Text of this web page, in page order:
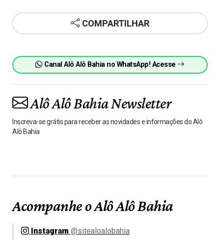
COMPARTILHAR
Canal Alô Alô Bahia no WhatsApp! Acesse
Alô Alô Bahia Newsletter
Inscreva-se grátis para receber as novidades e informações do Alô
Alô Bahia
Acompanhe o Alô Alô Bahia
Instagram @sitealoalobahia